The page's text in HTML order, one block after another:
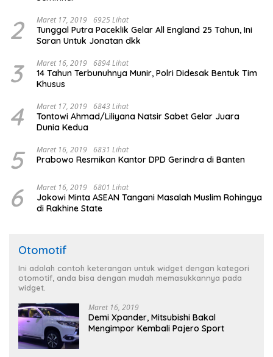
2 Maret 17, 2019 6925 Lihat
Tunggal Putra Paceklik Gelar All England 25 Tahun, Ini
Saran Untuk Jonatan dkk
3 Maret 16, 2019 6894 Lihat
14 Tahun Terbunuhnya Munir, Polri Didesak Bentuk Tim
Khusus
4 Maret 17, 2019 6843 Lihat
Tontowi Ahmad/Liliyana Natsir Sabet Gelar Juara
Dunia Kedua
5 Maret 16, 2019 6831 Lihat
Prabowo Resmikan Kantor DPD Gerindra di Banten
6 Maret 16, 2019 6801 Lihat
Jokowi Minta ASEAN Tangani Masalah Muslim Rohingya
di Rakhine State
Otomotif
Ini adalah contoh keterangan untuk widget dengan kategori
otomotif, anda bisa dengan mudah memasukkannya pada
widget.
Maret 16, 2019
Demi Xpander, Mitsubishi Bakal
Mengimpor Kembali Pajero Sport